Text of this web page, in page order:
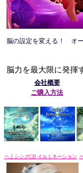
脳の設定を変える！ オー
脳力を最大限に発揮
会社概要
ご購入方法
ヘミシンクCD イルミネーション